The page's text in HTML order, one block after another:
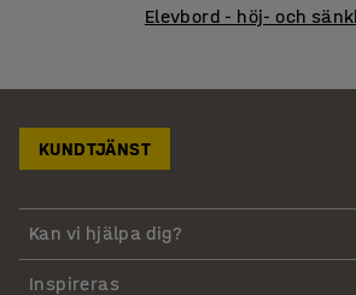
Elevbord - höj- och
KUNDTJÄNST
Kan vi hjälpa dig?
Inspireras